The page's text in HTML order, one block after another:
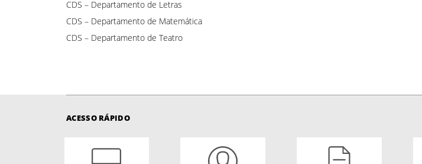
CDS – Departamento de Letras
CDS – Departamento de Matemática
CDS – Departamento de Teatro
ACESSO RÁPIDO